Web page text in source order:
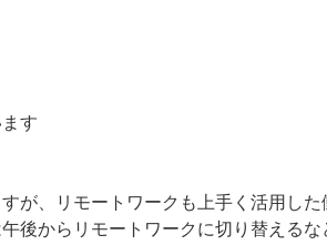
す
が、リモートワークも上手く活用した
後からリモートワークに切り替える